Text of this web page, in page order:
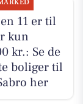
11 er til
kun
kr.: Se de
boliger til
her